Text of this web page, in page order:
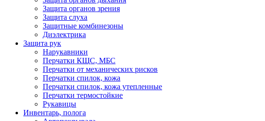
Защита органов зрения
Защита слуха
Защитные комбинезоны
Диэлектрика
Защита рук
Нарукавники
Перчатки КЩС, МБС
Перчатки от механических рисков
Перчатки спилок, кожа
Перчатки спилок, кожа утепленные
Перчатки термостойкие
Рукавицы
Инвентарь, полога